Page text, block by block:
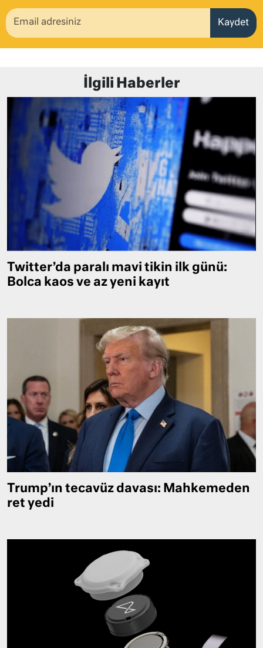
Kaydet
İlgili Haberler
Twitter’da paralı mavi tikin ilk günü:
Bolca kaos ve az yeni kayıt
Trump’ın tecavüz davası: Mahkemeden
ret yedi